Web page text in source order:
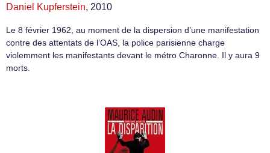
Daniel Kupferstein, 2010
Le 8 février 1962, au moment de la dispersion d’une manifestation
contre des attentats de l’OAS, la police parisienne charge
violemment les manifestants devant le métro Charonne. Il y aura 9
morts.